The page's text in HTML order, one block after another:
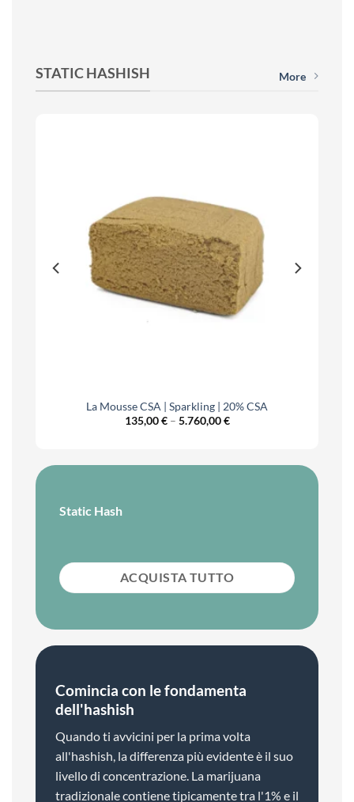
STATIC HASHISH More
Static Hash
ACQUISTA TUTTO
La Mousse CSA | Sparkling | 20% CSA
135,00€ – 5.760,00€Price
Comincia con le fondamenta
dell'hashish
Quando ti avvicini per la prima volta
all'hashish, la differenza più evidente è il suo
livello di concentrazione. La marijuana
tradizionale contiene tipicamente tra l'1% e il